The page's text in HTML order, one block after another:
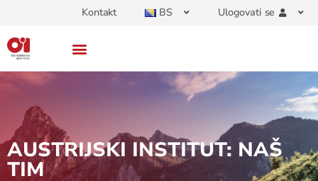
Kontakt BS Ulogovati se
AUSTRIJSKI INSTITUT: NAŠ
TIM